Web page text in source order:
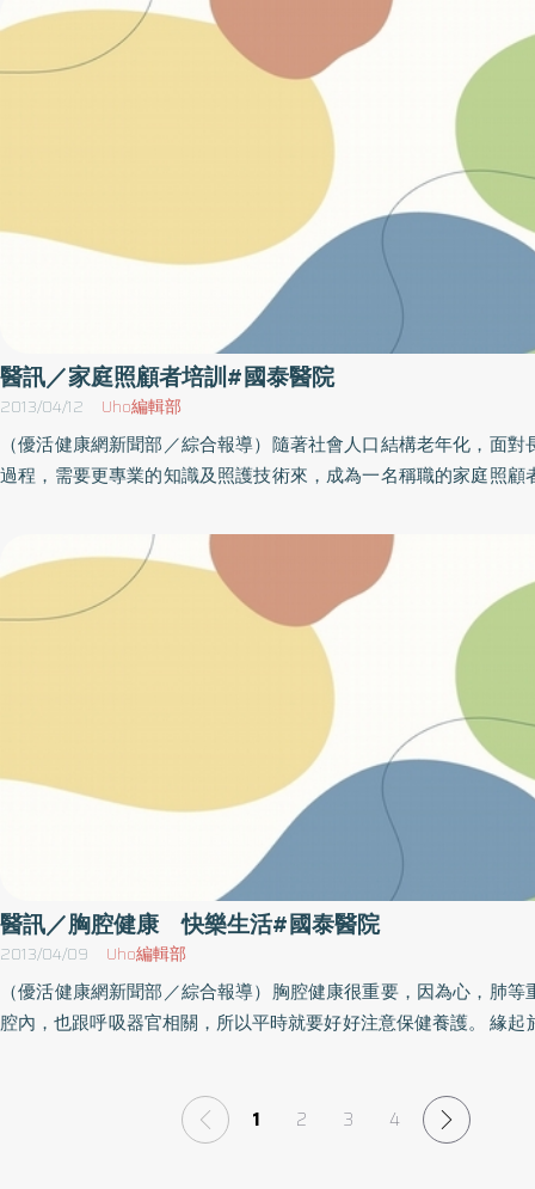
富」系列講座／論壇，其中的「現代醫學」專題講座／論壇，此次
灣洗腎人數比率～從個人做起」，將邀請國泰醫院腎臟內科楊垂
講，他將分享如何養腎保健，預防洗腎。楊醫師是北醫大醫學院部
臟學會之透析調查委員及雜誌編輯（曾任主編）與透析護理人員
泰醫院腎臟科主任。名額有限，請及早報名，該論壇及講座可登
數。活動內容日期時間人員設備項目規則流程名額地點辦法等以
為準，因此參加本活動前請先洽詢主辦單位再做確認，以免臨時
請自備喝水容器。名稱：降低台灣洗腎人數比率～從個人做起時間
（日）上午10：00～12：00地點：基金會社大（人大）台北分
327號6樓，近台鐵松山車站南出口與捷運後山埤站1號出口）
8933轉19或20報名：https://docs.google.com/
formkey=dFM3YWhNSGxNcnRPVXZTaW9sdlA2Q0E6MQ#gid=0
醫訊／家庭照顧者培訓#國泰醫院
2013/04/12 Uho編輯部
（優活健康網新聞部／綜合報導）隨著社會人口結構老年化，面對
過程，需要更專業的知識及照護技術來，成為一名稱職的家庭照顧
面，所以照顧者需要更多社會資源關懷與協助。有鑑於此，國泰
照顧者培訓班」，全天課程，附講義，中餐自理，自備水杯。課程
之基本身體清潔，管路、傷口等特殊照護，慢性病患者營養、飲食
藥指導，翻身、移位、安全保護、褥瘡預防、胸腔物理治療。參加
殊管路留置、日常生活須他人部份或完全協助照護的長期慢性病
事先報名，詳請請
http://www.cgh.org.tw/tw/content/focus/news/2013031501/
活動內容日期時間人員設備項目規則流程名額地點辦法等以主辦
準，因此參加本活動前請先洽詢主辦單位再做確認，以免臨時異動
自備喝水容器。名稱：家庭照顧者培訓班時間：102年4月13日；
～下午16：30地點：國泰醫院（台北大安區仁愛路4段280號；捷
站出口3往明耀百貨方向前進再轉入忠孝東路216巷）3樓第3會議
2708 2121轉3956或3931-6護理部郭小姐
醫訊／胸腔健康 快樂生活#國泰醫院
2013/04/09 Uho編輯部
（優活健康網新聞部／綜合報導）胸腔健康很重要，因為心，肺等
腔內，也跟呼吸器官相關，所以平時就要好好注意保健養護。 緣起
準，因此參加本活動前請先洽詢主辦單位再做確認，以免臨時異
自備喝水容器。 名稱：胸腔健康‧快樂生活時間：102年4月14日（
1 2 3 4